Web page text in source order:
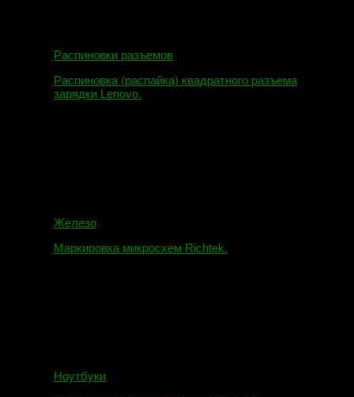
Распиновки разъемов
Распиновка (распайка) квадратного разъема
зарядки Lenovo.
Железо
Маркировка микросхем Richtek.
Ноутбуки